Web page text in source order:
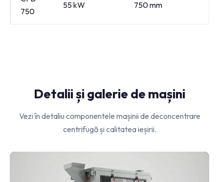
750
55 kW 750 mm
Detalii și galerie de mașini
Vezi în detaliu componentele mașinii de deconcentrare
centrifugă și calitatea ieșirii.